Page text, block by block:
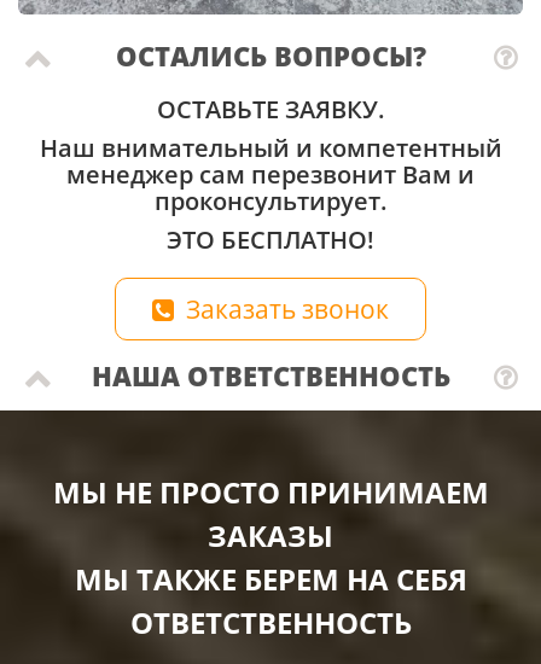
ОСТАЛИСЬ ВОПРОСЫ?
ОСТАВЬТЕ ЗАЯВКУ.
Наш внимательный и компетентный
менеджер сам перезвонит Вам и
проконсультирует.
ЭТО БЕСПЛАТНО!
Заказать звонок
НАША ОТВЕТСТВЕННОСТЬ
МЫ НЕ ПРОСТО ПРИНИМАЕМ
ЗАКАЗЫ
МЫ ТАКЖЕ БЕРЕМ НА СЕБЯ
ОТВЕТСТВЕННОСТЬ